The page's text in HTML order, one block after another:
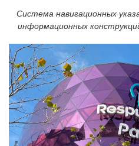
Система навигационных
информационных